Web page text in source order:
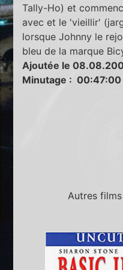
Tally-Ho) et
avec et le 'vieillir'
lorsque Johnny le
bleu de la marque
Ajoutée le
Minutage : 00:47:00
Autres